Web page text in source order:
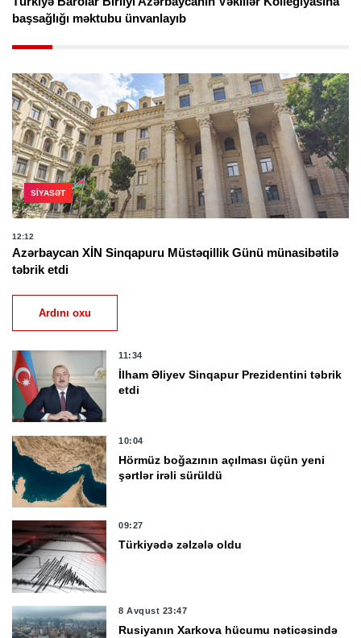
başsağlığı məktubu ünvanlayıb
SIYASƏT
12:12
Azərbaycan XİN Sinqapuru Müstəqillik Günü münasibətilə
təbrik etdi
Ardını oxu
11:34
İlham Əliyev Sinqapur Prezidentini təbrik
etdi
10:04
Hörmüz boğazının açılması üçün yeni
şərtlər irəli sürüldü
09:27
Türkiyədə zəlzələ oldu
8 Avqust 23:47
Rusiyanın Xarkova hücumu nəticəsində